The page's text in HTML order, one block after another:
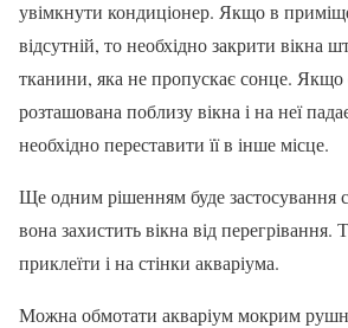
увімкнути кондиціонер. Якщо в
відсутній, то необхідно закрити вікна
тканини, яка не пропускає сонце. Якщо
розташована поблизу вікна і на неї
необхідно переставити її в інше місце.
Ще одним рішенням буде застосування
вона захистить вікна від
приклеїти і на стінки акваріума.
Можна обмотати акваріум мокрим